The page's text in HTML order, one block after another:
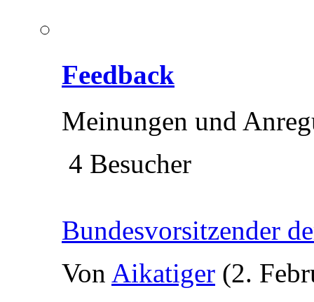
Feedback
Meinungen und
4 Besucher
Bundesvorsitzender
Von Aikatiger (2.